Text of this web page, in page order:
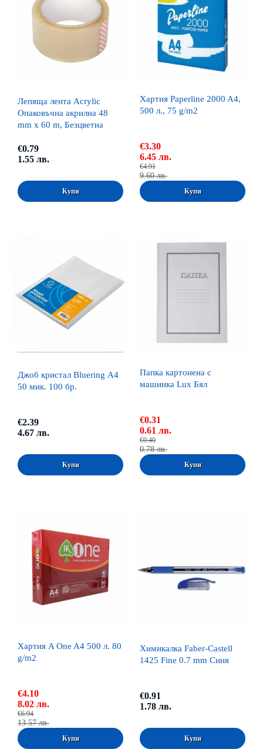
Лепяща лента Acrylic
Опаковъчна акрилна 48
mm x 60 m, Безцветна
€0.79
1.55 лв.
Хартия Paperline 2000 A4,
500 л., 75 g/m2
€3.30
6.45 лв.
€4.91
9.60 лв.
Джоб кристал Bluering А4
50 мик. 100 бр.
€2.39
4.67 лв.
Папка картонена с
машинка Lux Бял
€0.31
0.61 лв.
€0.40
0.78 лв.
Хартия A One A4 500 л. 80
g/m2
€4.10
8.02 лв.
€6.94
13.57 лв.
Химикалка Faber-Castell
1425 Fine 0.7 mm Синя
€0.91
1.78 лв.